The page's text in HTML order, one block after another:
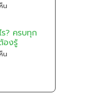
น
ร? ครบทุก
องรู้
น